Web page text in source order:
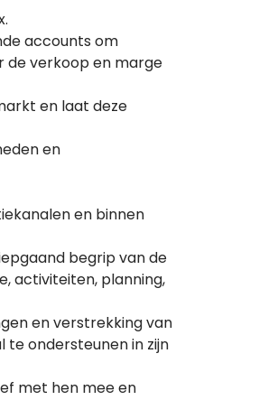
accounts om
de verkoop en marge
en laat deze
en
en binnen
begrip van de
activiteiten, planning,
en verstrekking van
ondersteunen in zijn
met hen mee en